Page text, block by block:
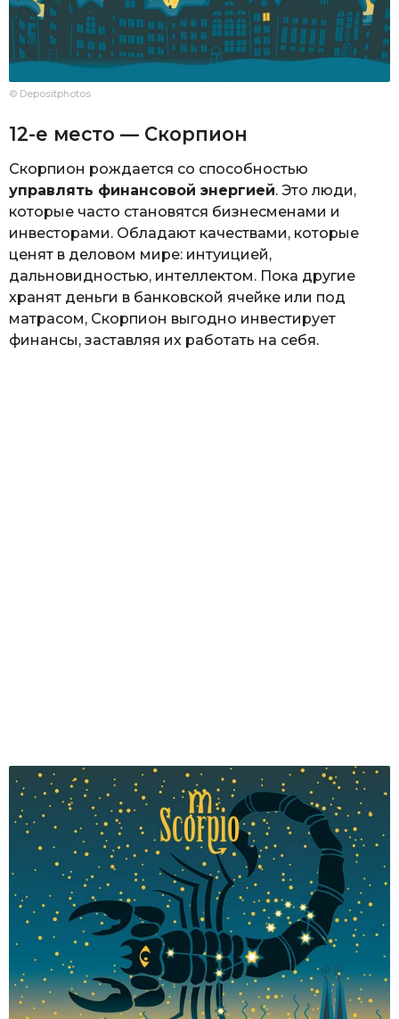
© Depositphotos
12-е место — Скорпион
Скорпион рождается со способностью
управлять финансовой энергией. Это люди,
которые часто становятся бизнесменами и
инвесторами. Обладают качествами, которые
ценят в деловом мире: интуицией,
дальновидностью, интеллектом. Пока другие
хранят деньги в банковской ячейке или под
матрасом, Скорпион выгодно инвестирует
финансы, заставляя их работать на себя.